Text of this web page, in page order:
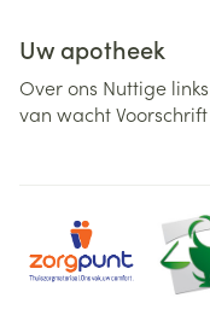
Uw apotheek
Over ons Nuttige links
van wachtVoorschrift